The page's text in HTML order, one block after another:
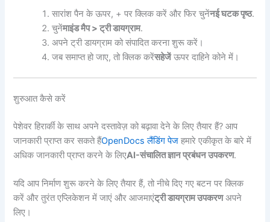
सारांश पैन के ऊपर, + पर क्लिक करें और फिर चुनेंनई घटक पृष्ठ.
चुनेंमाइंड मैप > ट्री डायग्राम.
अपने ट्री डायग्राम को संपादित करना शुरू करें।
जब समाप्त हो जाए, तो क्लिक करेंसहेजेंऊपर दाहिने कोने में।
शुरुआत कैसे करें
पेशेवर हिरार्की के साथ अपने दस्तावेज़ को बढ़ावा देने के लिए तैयार हैं? आप
जानकारी प्राप्त कर सकते हैंOpenDocs लैंडिंग पेज हमारे एकीकृत के बारे में
अधिक जानकारी प्राप्त करने के लिएAI-संचालित ज्ञान प्रबंधन उपकरण.
यदि आप निर्माण शुरू करने के लिए तैयार हैं, तो नीचे दिए गए बटन पर क्लिक
करें और तुरंत एप्लिकेशन में जाएं और आजमाएंट्री डायग्राम उपकरणअपने
लिए।